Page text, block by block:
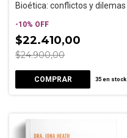
Bioética: conflictos y dilemas
-10% OFF
$22.410,00
$24.900,00
35en stock